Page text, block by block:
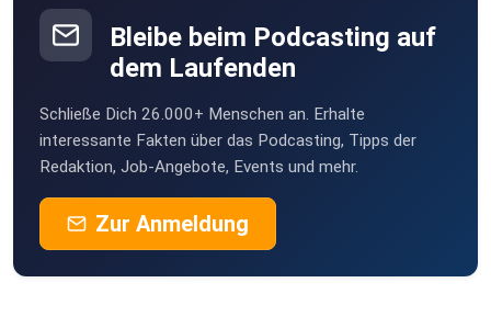
Bleibe beim Podcasting auf
dem Laufenden
Schließe Dich 26.000+ Menschen an. Erhalte
interessante Fakten über das Podcasting, Tipps der
Redaktion, Job-Angebote, Events und mehr.
Zur Anmeldung